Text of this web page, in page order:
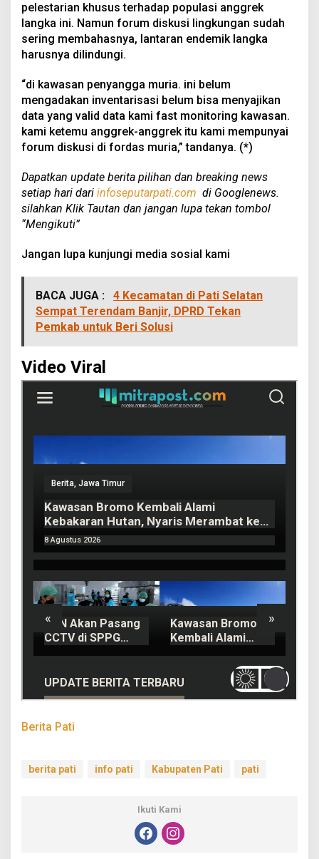
pelestarian khusus terhadap populasi anggrek
langka ini. Namun forum diskusi lingkungan sudah
sering membahasnya, lantaran endemik langka
harusnya dilindungi.
“di kawasan penyangga muria. ini belum
mengadakan inventarisasi belum bisa menyajikan
data yang valid data kami fast monitoring kawasan.
kami ketemu anggrek-anggrek itu kami mempunyai
forum diskusi di fordas muria,” tandanya. (*)
Dapatkan update berita pilihan dan breaking news
setiap hari dari infoseputarpati.com di Googlenews.
silahkan Klik Tautan dan jangan lupa tekan tombol
“Mengikuti”
Jangan lupa kunjungi media sosial kami
BACA JUGA :
4 Kecamatan di Pati Selatan
Sempat Terendam Banjir, DPRD Tekan
Pemkab untuk Beri Solusi
Video Viral
Berita Pati
berita pati info pati Kabupaten Pati pati
Ikuti Kami